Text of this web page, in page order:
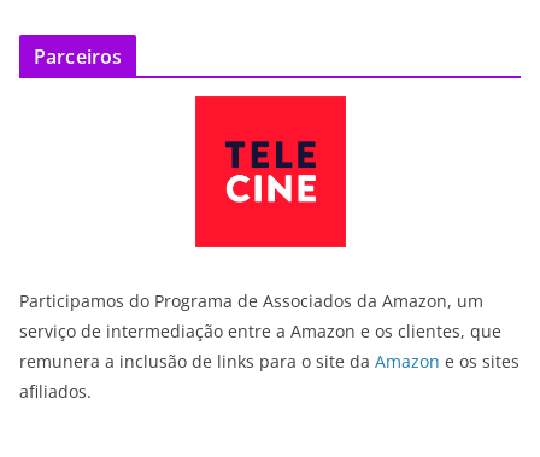
Parceiros
Participamos do Programa de Associados da Amazon, um
serviço de intermediação entre a Amazon e os clientes, que
remunera a inclusão de links para o site da Amazon e os sites
afiliados.